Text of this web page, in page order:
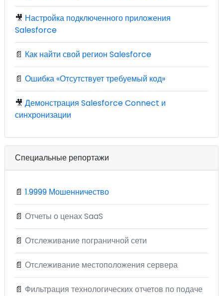
🎥 Настройка подключенного приложения
Salesforce
📄 Как найти свой регион Salesforce
📄 Ошибка «Отсутствует требуемый код»
🎥 Демонстрация Salesforce Connect и
синхронизации
Специальные репортажи
📄 1.9999 Мошенничество
📄 Отчеты о ценах SaaS
📄 Отслеживание пограничной сети
📄 Отслеживание местоположения сервера
📄 Фильтрация технологических отчетов по подаче